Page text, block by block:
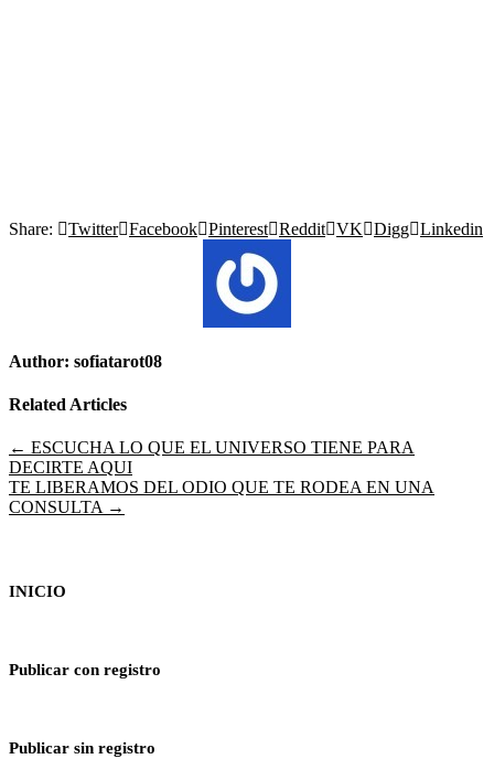
Share: Twitter Facebook Pinterest Reddit VK Digg Linkedin
Author: sofiatarot08
Related Articles
Navegación
de
entradas
← ESCUCHA LO QUE EL UNIVERSO TIENE PARA
DECIRTE AQUI
TE LIBERAMOS DEL ODIO QUE TE RODEA EN UNA
CONSULTA →
INICIO
Publicar con registro
Publicar sin registro